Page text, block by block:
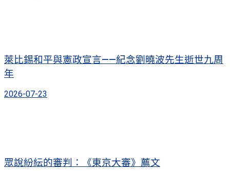
萊比錫和平與憲政宣言——紀念劉曉波先生逝世九周
年
2026-07-23
眾說紛紜的審判：《東京大審》薦文